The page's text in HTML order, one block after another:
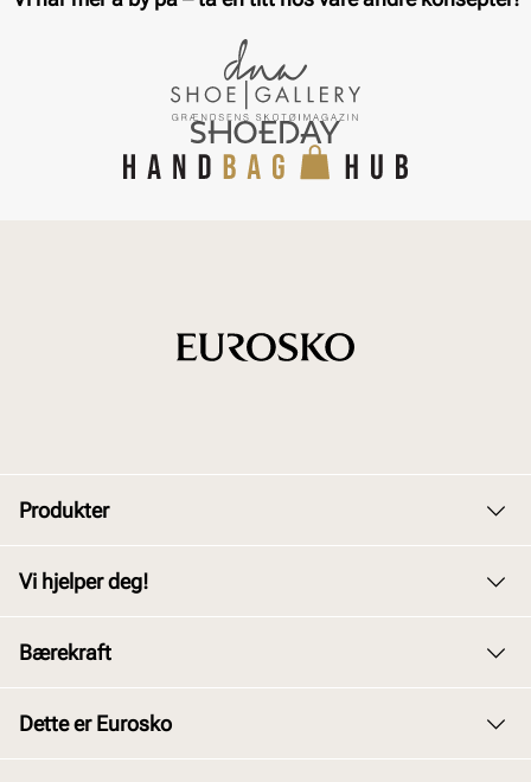
Produkter
Barn
Vi hjelper deg!
Kjøpsbetingelser
Bærekraft
Dette er Eurosko